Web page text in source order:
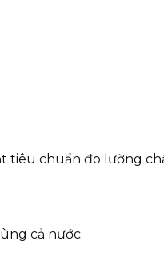
tiêu chuẩn đo lường
cả nước.